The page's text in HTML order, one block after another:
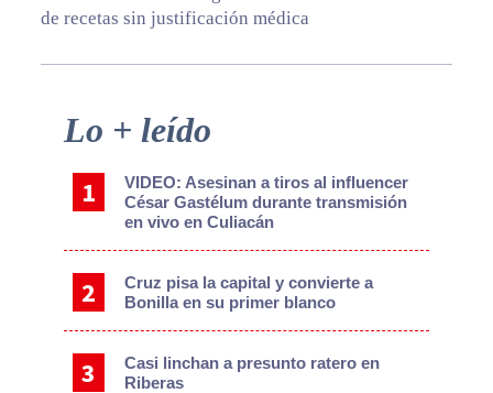
de recetas sin justificación médica
Primary
Sidebar
Lo + leído
VIDEO: Asesinan a tiros al influencer
César Gastélum durante transmisión
en vivo en Culiacán
Cruz pisa la capital y convierte a
Bonilla en su primer blanco
Casi linchan a presunto ratero en
Riberas